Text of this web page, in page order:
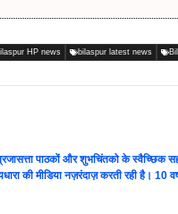
HP news bilaspur latest news
पाठकों और शुभचिंतको के स्वैच्छिक
की मीडिया नज़रंदाज़ करती रही है। 10